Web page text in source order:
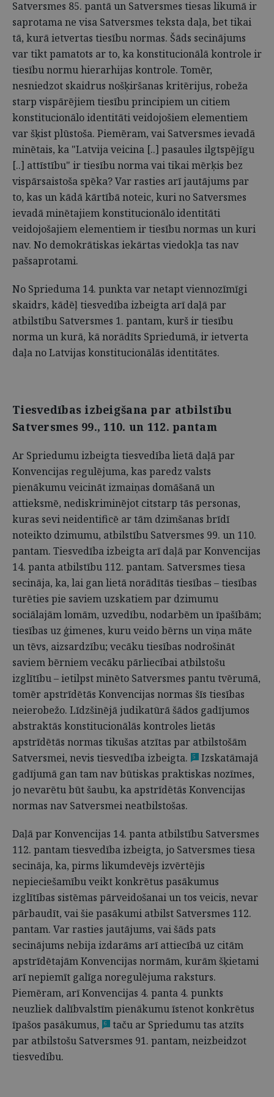
Satversmes 85. pantā un Sa­tversmes tiesas likumā ir
saprotama ne visa Satversmes teksta daļa, bet tikai
tā, kurā ietvertas tiesību normas. Šāds secinājums
var tikt pamatots ar to, ka konstitucionālā kontrole ir
tiesību normu hierarhijas kontrole. Tomēr,
nesniedzot skaidrus nošķiršanas kritērijus, robeža
starp vispārējiem tiesību principiem un citiem
konstitucionālo identitāti veidojošiem elementiem
var šķist plūstoša. Piemēram, vai Satversmes ievadā
minētais, ka "Latvija veicina [..] pasaules ilgtspējīgu
[..] attīstību" ir tiesību norma vai tikai mērķis bez
vispārsaistoša spēka? Var rasties arī jautājums par
to, kas un kādā kārtībā noteic, kuri no Satversmes
ievadā minētajiem konstitucionālo identitāti
veidojošajiem elementiem ir tiesību normas un kuri
nav. No demokrātiskas iekārtas viedokļa tas nav
pašsaprotami.
No Sprieduma 14. punkta var netapt viennozīmīgi
skaidrs, kādēļ tiesvedība izbeigta arī daļā par
atbilstību Satversmes 1. pantam, kurš ir tiesību
norma un kurā, kā norādīts Spriedumā, ir ietverta
daļa no Latvijas konstitucionālās identitātes.
Tiesvedības izbeigšana par atbilstību
Satversmes 99., 110. un 112. pantam
Ar Spriedumu izbeigta tiesvedība lietā daļā par
Konvencijas regulējuma, kas paredz valsts
pienākumu veicināt izmaiņas domāšanā un
attieksmē, nediskriminējot citstarp tās personas,
kuras sevi neidentificē ar tām dzimšanas brīdī
noteikto dzimumu, atbilstību Satversmes 99. un 110.
pantam. Tiesvedība izbeigta arī daļā par Konvencijas
14. panta atbilstību 112. pantam. Satversmes tiesa
secināja, ka, lai gan lietā norādītās tiesības – tiesības
turēties pie saviem uzskatiem par dzimumu
sociālajām lomām, uzvedību, nodarbēm un īpašībām;
tiesības uz ģimenes, kuru veido bērns un viņa māte
un tēvs, aizsardzību; vecāku tiesības nodrošināt
saviem bērniem vecāku pārliecībai atbilstošu
izglītību – ietilpst minēto Satversmes pantu tvērumā,
tomēr apstrīdētās Konvencijas normas šīs tiesības
neierobežo. Līdzšinējā judikatūrā šādos gadījumos
abstraktās konstitucionālās kontroles lietās
apstrīdētās normas tikušas atzītas par atbilstošām
Satversmei, nevis tiesvedība izbeigta.
5
Izskatāmajā
gadījumā gan tam nav būtiskas praktiskas nozīmes,
jo nevarētu būt šaubu, ka apstrīdētās Konvencijas
normas nav Satversmei neatbilstošas.
Daļā par Konvencijas 14. panta atbilstību Satversmes
112. pantam tiesvedība izbeigta, jo Satversmes tiesa
secināja, ka, pirms likumdevējs izvērtējis
nepieciešamību veikt konkrētus pasākumus
izglītības sistēmas pārveidošanai un tos veicis, nevar
pārbaudīt, vai šie pasākumi atbilst Satversmes 112.
pantam. Var rasties jautājums, vai šāds pats
secinājums nebija izdarāms arī attiecībā uz citām
apstrīdētajām Konvencijas normām, kurām šķietami
arī nepiemīt galīga noregulējuma raksturs.
Piemēram, arī Konvencijas 4. panta 4. punkts
neuzliek dalībvalstīm pienākumu īstenot konkrētus
īpašos pasākumus,
6
taču ar Spriedumu tas atzīts
par atbilstošu Satversmes 91. pantam, neizbeidzot
tiesvedību.